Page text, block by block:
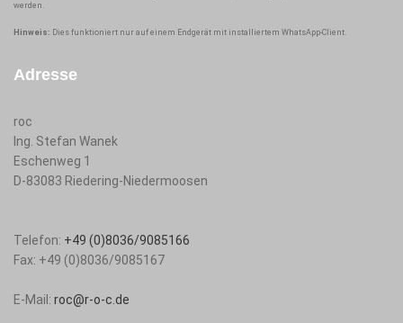
werden.
Hinweis: Dies funktioniert nur auf einem Endgerät mit installiertem WhatsApp-Client.
Adresse
roc
Ing. Stefan Wanek
Eschenweg 1
D-83083 Riedering-Niedermoosen
Telefon: +49 (0)8036/9085166
Fax: +49 (0)8036/9085167
E-Mail: roc@r-o-c.de